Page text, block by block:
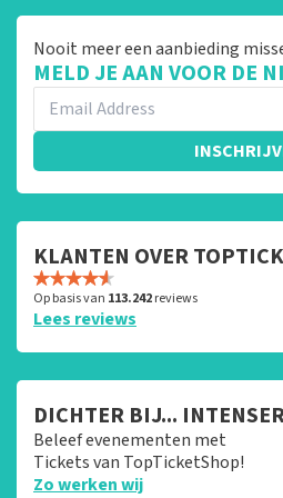
Nooit meer een aanbieding
MELD JE AAN VOOR DE
KLANTEN OVER
Op basis van 113.242reviews
Lees reviews
DICHTER BIJ...
Beleef evenementen met
Tickets van TopTicketShop!
Zo werken wij